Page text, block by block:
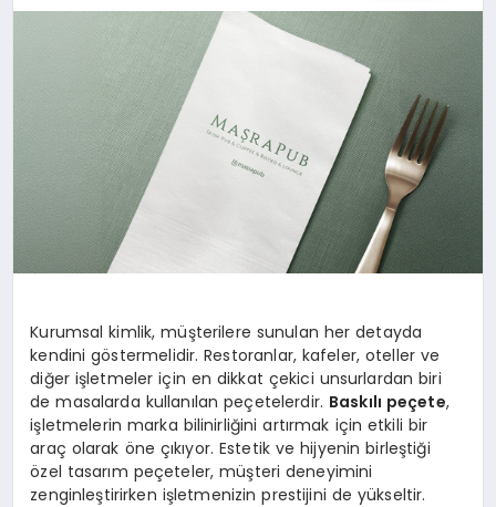
Kurumsal kimlik, müşterilere sunulan her detayda
kendini göstermelidir. Restoranlar, kafeler, oteller ve
diğer işletmeler için en dikkat çekici unsurlardan biri
de masalarda kullanılan peçetelerdir. Baskılı peçete,
işletmelerin marka bilinirliğini artırmak için etkili bir
araç olarak öne çıkıyor. Estetik ve hijyenin birleştiği
özel tasarım peçeteler, müşteri deneyimini
zenginleştirirken işletmenizin prestijini de yükseltir.